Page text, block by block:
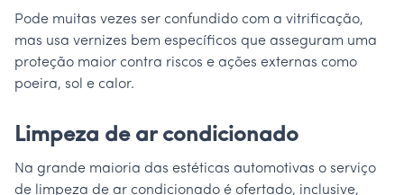
Pode muitas vezes ser confundido com a vitrificação,
mas usa vernizes bem específicos que asseguram uma
proteção maior contra riscos e ações externas como
poeira, sol e calor.
Limpeza de ar condicionado
Na grande maioria das estéticas automotivas o serviço
de limpeza de ar condicionado é ofertado, inclusive,